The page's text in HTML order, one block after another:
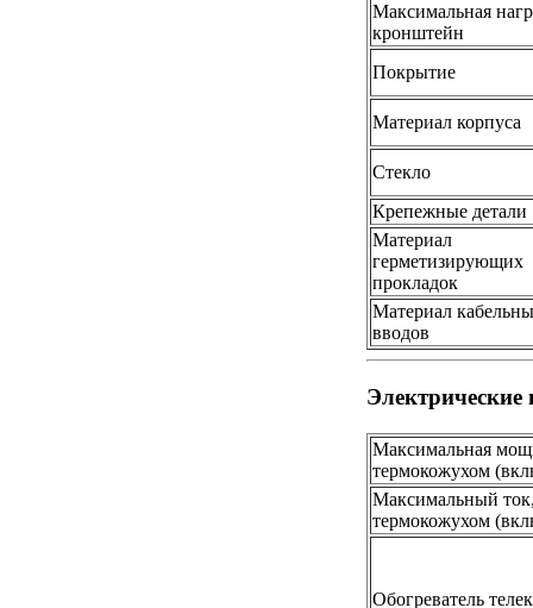
Максимальная
кронштейн
Покрытие
Материал корпуса
Стекло
Крепежные детали
Материал
герметизирующих
прокладок
Материал
вводов
Максимальная
термокожухом
Максимальный
термокожухом
Обогреватель